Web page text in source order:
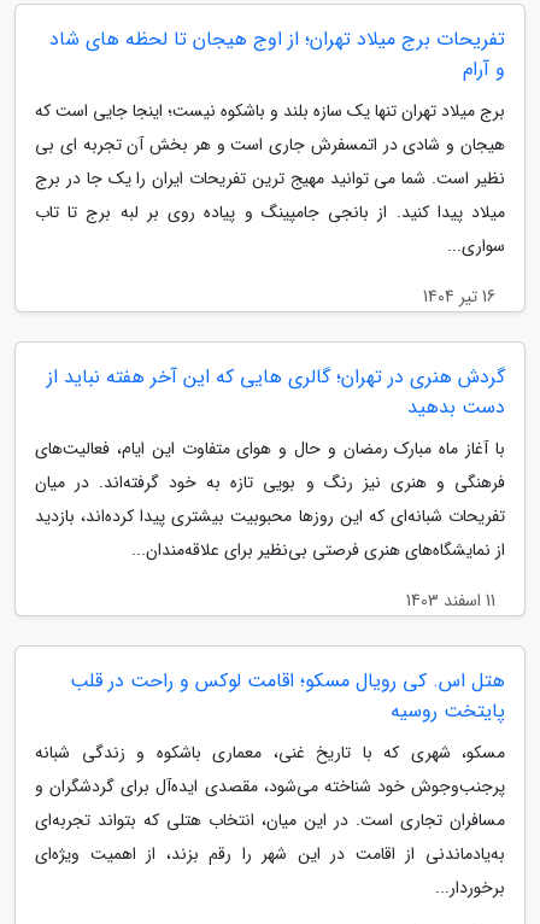
تفریحات برج میلاد تهران؛ از اوج هیجان تا لحظه های شاد
و آرام
برج میلاد تهران تنها یک سازه بلند و باشکوه نیست؛ اینجا جایی است که
هیجان و شادی در اتمسفرش جاری است و هر بخش آن تجربه ای بی
نظیر است. شما می توانید مهیج ترین تفریحات ایران را یک جا در برج
میلاد پیدا کنید. از بانجی جامپینگ و پیاده روی بر لبه برج تا تاب
سواری...
16 تیر 1404
گردش هنری در تهران؛ گالری هایی که این آخر هفته نباید از
دست بدهید
با آغاز ماه مبارک رمضان و حال و هوای متفاوت این ایام، فعالیت‌های
فرهنگی و هنری نیز رنگ و بویی تازه به خود گرفته‌اند. در میان
تفریحات شبانه‌ای که این روزها محبوبیت بیشتری پیدا کرده‌اند، بازدید
از نمایشگاه‌های هنری فرصتی بی‌نظیر برای علاقه‌مندان...
11 اسفند 1403
هتل اس. کی رویال مسکو؛ اقامت لوکس و راحت در قلب
پایتخت روسیه
مسکو، شهری که با تاریخ غنی، معماری باشکوه و زندگی شبانه
پرجنب‌وجوش خود شناخته می‌شود، مقصدی ایده‌آل برای گردشگران و
مسافران تجاری است. در این میان، انتخاب هتلی که بتواند تجربه‌ای
به‌یادماندنی از اقامت در این شهر را رقم بزند، از اهمیت ویژه‌ای
برخوردار...